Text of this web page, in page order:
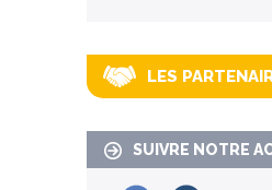
LES
SUIVRE NOTRE